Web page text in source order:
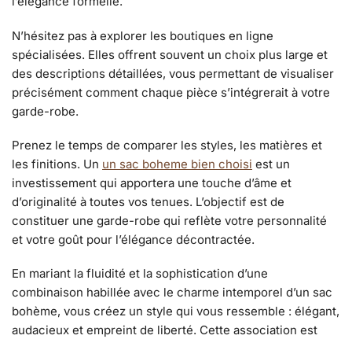
N’hésitez pas à explorer les boutiques en ligne
spécialisées. Elles offrent souvent un choix plus large et
des descriptions détaillées, vous permettant de visualiser
précisément comment chaque pièce s’intégrerait à votre
garde-robe.
Prenez le temps de comparer les styles, les matières et
les finitions. Un un sac boheme bien choisi est un
investissement qui apportera une touche d’âme et
d’originalité à toutes vos tenues. L’objectif est de
constituer une garde-robe qui reflète votre personnalité
et votre goût pour l’élégance décontractée.
En mariant la fluidité et la sophistication d’une
combinaison habillée avec le charme intemporel d’un sac
bohème, vous créez un style qui vous ressemble : élégant,
audacieux et empreint de liberté. Cette association est